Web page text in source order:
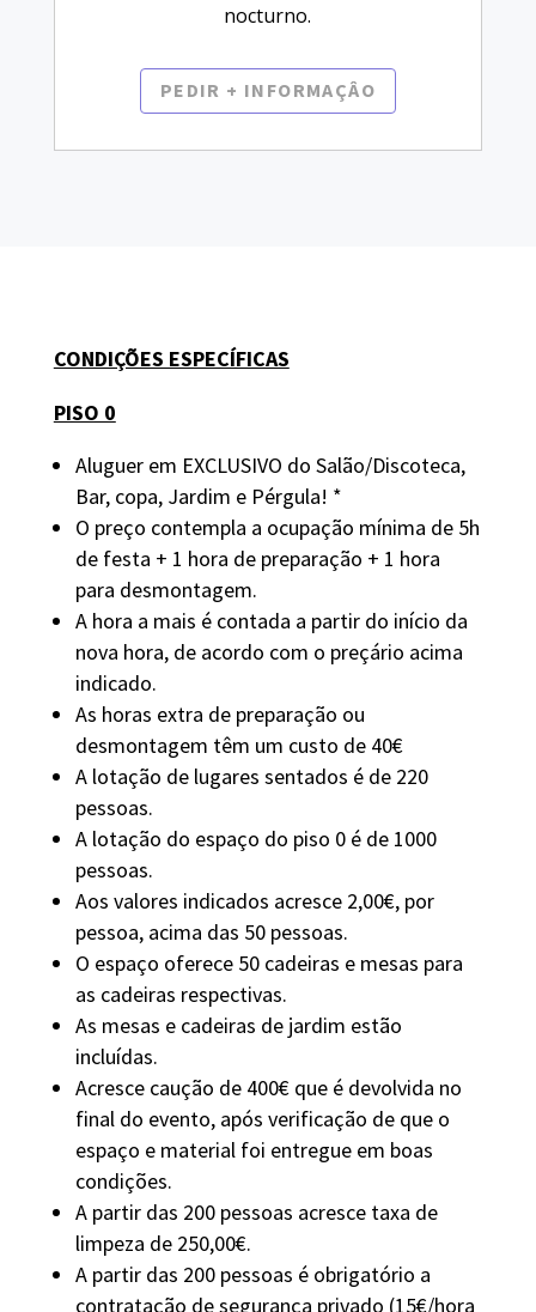
nocturno.
PEDIR + INFORMAÇÂO
CONDIÇÕES ESPECÍFICAS
PISO 0
Aluguer em EXCLUSIVO do Salão/Discoteca,
Bar, copa, Jardim e Pérgula! *
O preço contempla a ocupação mínima de 5h
de festa + 1 hora de preparação + 1 hora
para desmontagem.
A hora a mais é contada a partir do início da
nova hora, de acordo com o preçário acima
indicado.
As horas extra de preparação ou
desmontagem têm um custo de 40€
A lotação de lugares sentados é de 220
pessoas.
A lotação do espaço do piso 0 é de 1000
pessoas.
Aos valores indicados acresce 2,00€, por
pessoa, acima das 50 pessoas.
O espaço oferece 50 cadeiras e mesas para
as cadeiras respectivas.
As mesas e cadeiras de jardim estão
incluídas.
Acresce caução de 400€ que é devolvida no
final do evento, após verificação de que o
espaço e material foi entregue em boas
condições.
A partir das 200 pessoas acresce taxa de
limpeza de 250,00€.
A partir das 200 pessoas é obrigatório a
contratação de segurança privado (15€/hora